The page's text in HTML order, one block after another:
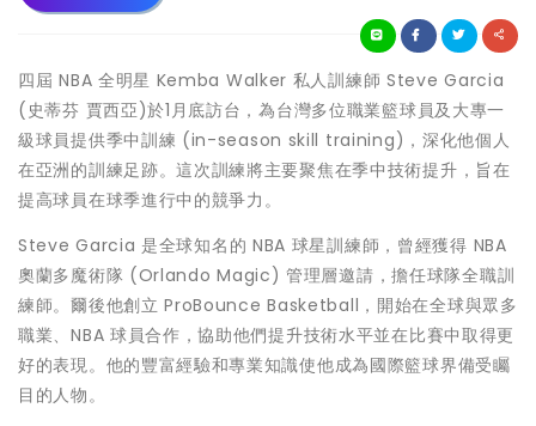
四屆 NBA 全明星 Kemba Walker 私人訓練師 Steve Garcia
(史蒂芬 賈西亞)於1月底訪台，為台灣多位職業籃球員及大專一
級球員提供季中訓練 (in-season skill training)，深化他個人
在亞洲的訓練足跡。這次訓練將主要聚焦在季中技術提升，旨在
提高球員在球季進行中的競爭力。
Steve Garcia 是全球知名的 NBA 球星訓練師，曾經獲得 NBA
奧蘭多魔術隊 (Orlando Magic) 管理層邀請，擔任球隊全職訓
練師。爾後他創立 ProBounce Basketball，開始在全球與眾多
職業、NBA 球員合作，協助他們提升技術水平並在比賽中取得更
好的表現。他的豐富經驗和專業知識使他成為國際籃球界備受矚
目的人物。